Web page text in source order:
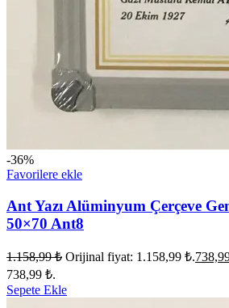
-36%
Favorilere ekle
Ant Yazı Alüminyum Çerçeve
50×70 Ant8
1.158,99₺ Orijinal fiyat: 1.158,99 ₺.
738,99 ₺.
Sepete Ekle